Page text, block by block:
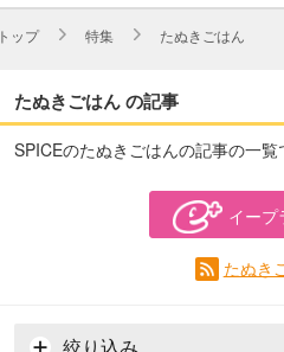
トップ 特集 たぬきごはん
たぬきごはん の記事
SPICEのたぬきごはんの記事の一覧
イープ
たぬき